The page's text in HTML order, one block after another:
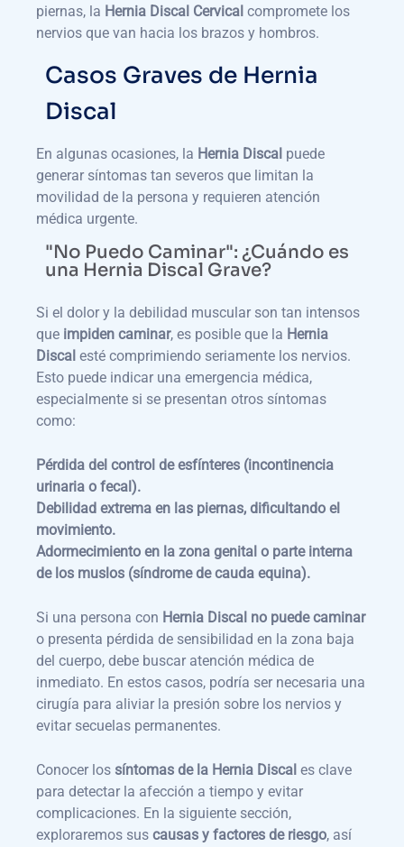
piernas, la Hernia Discal Cervical compromete los
nervios que van hacia los brazos y hombros.
Casos Graves de Hernia
Discal
En algunas ocasiones, la Hernia Discal puede
generar síntomas tan severos que limitan la
movilidad de la persona y requieren atención
médica urgente.
"No Puedo Caminar": ¿Cuándo es
una Hernia Discal Grave?
Si el dolor y la debilidad muscular son tan intensos
que impiden caminar, es posible que la Hernia
Discal esté comprimiendo seriamente los nervios.
Esto puede indicar una emergencia médica,
especialmente si se presentan otros síntomas
como:
Pérdida del control de esfínteres (incontinencia
urinaria o fecal).
Debilidad extrema en las piernas, dificultando el
movimiento.
Adormecimiento en la zona genital o parte interna
de los muslos (síndrome de cauda equina).
Si una persona con Hernia Discal no puede caminar
o presenta pérdida de sensibilidad en la zona baja
del cuerpo, debe buscar atención médica de
inmediato. En estos casos, podría ser necesaria una
cirugía para aliviar la presión sobre los nervios y
evitar secuelas permanentes.
Conocer los síntomas de la Hernia Discal es clave
para detectar la afección a tiempo y evitar
complicaciones. En la siguiente sección,
exploraremos sus causas y factores de riesgo, así